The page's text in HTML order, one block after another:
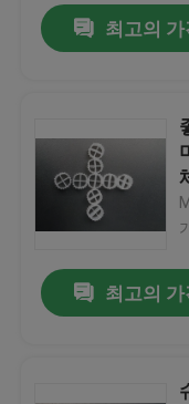
최고의 가
최고의 가